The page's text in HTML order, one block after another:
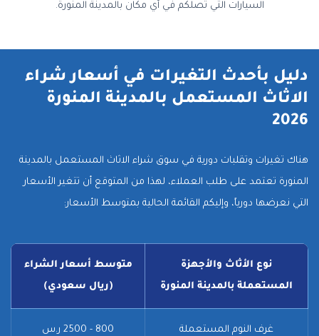
السيارات التي تصلكم في أي مكان بالمدينة المنورة.
دليل بأحدث التغيرات في أسعار شراء
الاثاث المستعمل بالمدينة المنورة
2026
هناك تغيرات وتقلبات دورية في سوق شراء الاثاث المستعمل بالمدينة
المنورة تعتمد على طلب العملاء، لهذا من المتوقع أن تتغير الأسعار
التي نعرضها دورياً، وإليكم القائمة الحالية بمتوسط الأسعار:
نوع الأثاث والأجهزة
المستعملة بالمدينة المنورة
متوسط أسعار الشراء
(ريال سعودي)
غرف النوم المستعملة 800 - 2500 ر.س